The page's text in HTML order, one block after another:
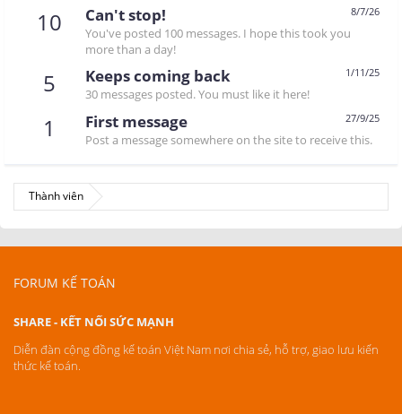
10 8/7/26
Can't stop!
You've posted 100 messages. I hope this took you
more than a day!
5 1/11/25
Keeps coming back
30 messages posted. You must like it here!
1 27/9/25
First message
Post a message somewhere on the site to receive this.
Thành viên
FORUM KẾ TOÁN
SHARE - KẾT NỐI SỨC MẠNH
Diễn đàn cộng đồng kế toán Việt Nam nơi chia sẻ, hỗ trợ, giao lưu kiến
thức kế toán.